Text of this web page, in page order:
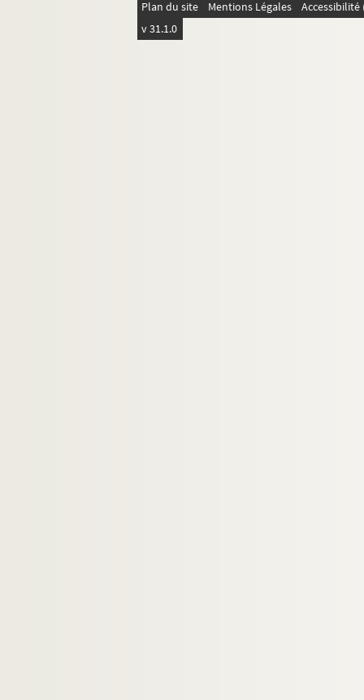
Plan du site Mentions Légales
v 31.1.0